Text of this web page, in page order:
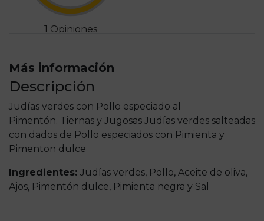
1 Opiniones
Más información
Descripción
Judías verdes con Pollo especiado al
Pimentón. Tiernas y Jugosas Judías verdes salteadas
con dados de Pollo especiados con Pimienta y
Pimenton dulce
Ingredientes: Judías verdes, Pollo, Aceite de oliva,
Ajos, Pimentón dulce, Pimienta negra y Sal